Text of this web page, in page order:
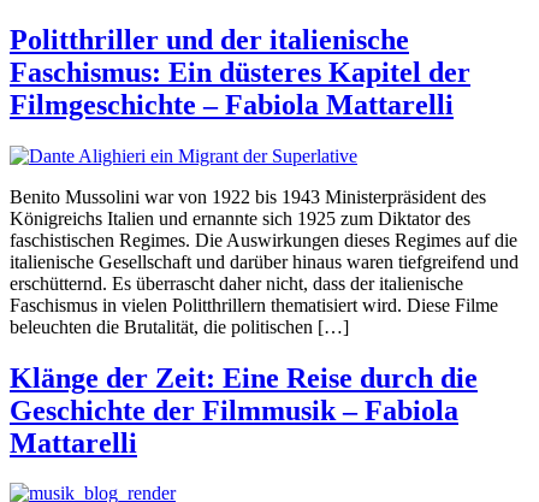
Politthriller und der italienische
Faschismus: Ein düsteres Kapitel der
Filmgeschichte – Fabiola Mattarelli
Benito Mussolini war von 1922 bis 1943 Ministerpräsident des
Königreichs Italien und ernannte sich 1925 zum Diktator des
faschistischen Regimes. Die Auswirkungen dieses Regimes auf die
italienische Gesellschaft und darüber hinaus waren tiefgreifend und
erschütternd. Es überrascht daher nicht, dass der italienische
Faschismus in vielen Politthrillern thematisiert wird. Diese Filme
beleuchten die Brutalität, die politischen […]
Klänge der Zeit: Eine Reise durch die
Geschichte der Filmmusik – Fabiola
Mattarelli